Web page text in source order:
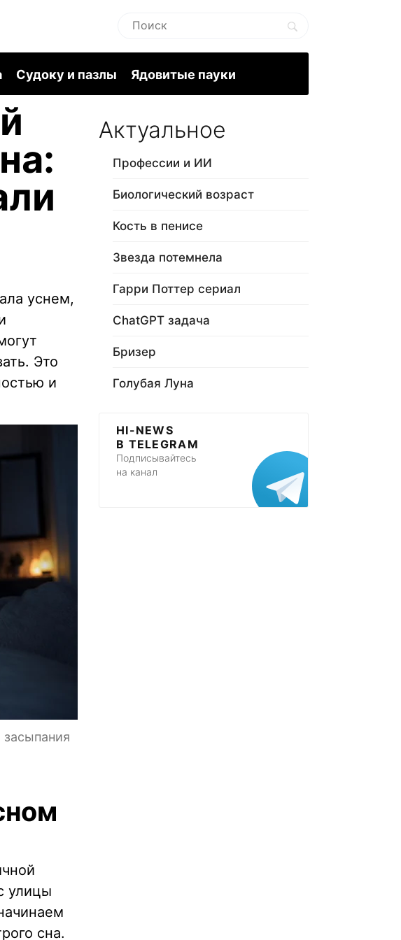
Судоку и пазлы Ядовитые пауки
уснем,
Это
и
улицы
сна.
Актуальное
Профессии и ИИ
Биологический возраст
Кость в пенисе
Звезда потемнела
Гарри Поттер сериал
ChatGPT задача
Бризер
Голубая Луна
HI-NEWS
В TELEGRAM
Подписывайтесь
на канал